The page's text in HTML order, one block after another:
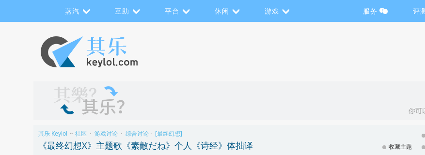
蒸汽 互助 平台 休闲 游戏 服务 评
其乐 Keylol >> 社区 › 游戏讨论 › 综合讨论 › [最终幻想]
《最终幻想X》主题歌《素敵だね》个人《诗经》体拙译
收藏主题